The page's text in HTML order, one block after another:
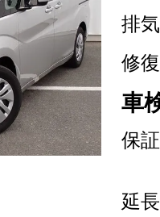
排
修
車
保証
延